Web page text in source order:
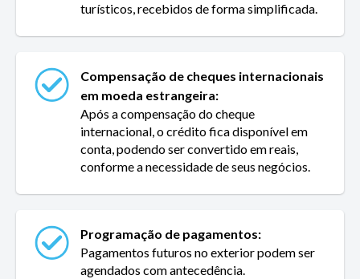
turísticos, recebidos de forma simplificada.
Compensação de cheques internacionais
em moeda estrangeira:
Após a compensação do cheque
internacional, o crédito fica disponível em
conta, podendo ser convertido em reais,
conforme a necessidade de seus negócios.
Programação de pagamentos:
Pagamentos futuros no exterior podem ser
agendados com antecedência.